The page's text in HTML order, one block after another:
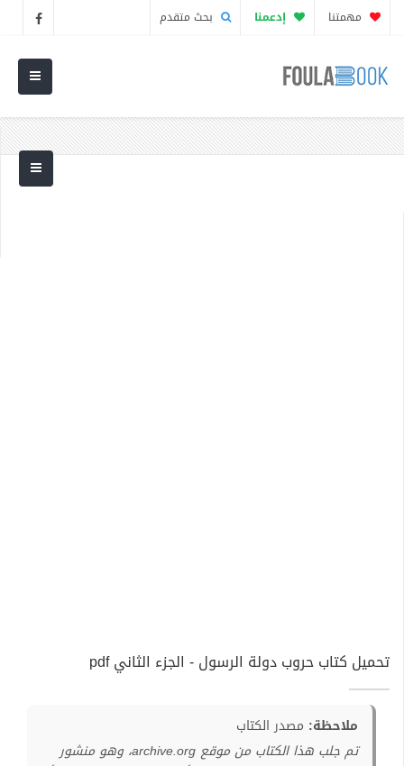
مهمتنا إدعمنا بحث متقدم
تحميل كتاب حروب دولة الرسول - الجزء الثاني pdf
ملاحظة: مصدر الكتاب
تم جلب هذا الكتاب من موقع archive.org، وهو منشور